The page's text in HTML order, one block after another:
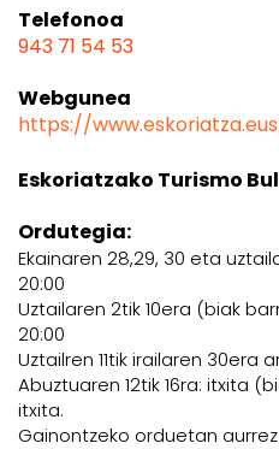
Telefonoa
943 71 54 53
Webgunea
https://
Eskoriatzako Turismo
Ordutegia:
Ekainaren 28,29, 30 eta
20:00
Uztailaren 2tik 10era (biak
20:00
Uztailren 11tik irailaren 30era
Abuztuaren 12tik 16ra: itxita
itxita.
Gainontzeko orduetan